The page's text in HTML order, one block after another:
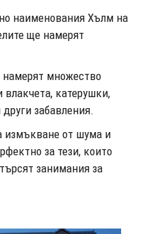
наименования Хълм на
ще намерят
намерят множество
катерушки,
забавления.
измъкване от шума и
за тези, които
занимания за